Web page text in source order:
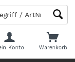
Warenkorb
Konto